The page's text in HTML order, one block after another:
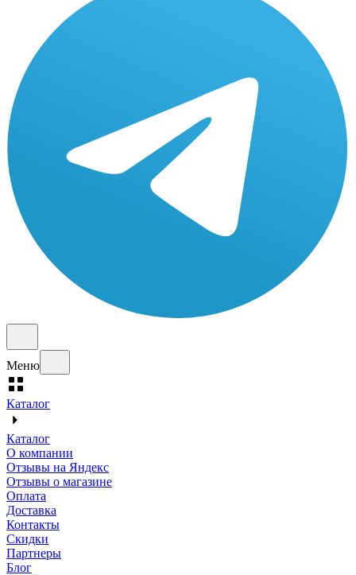
Меню
Каталог
Каталог
О компании
Отзывы на Яндекс
Отзывы о магазине
Оплата
Доставка
Контакты
Скидки
Партнеры
Блог